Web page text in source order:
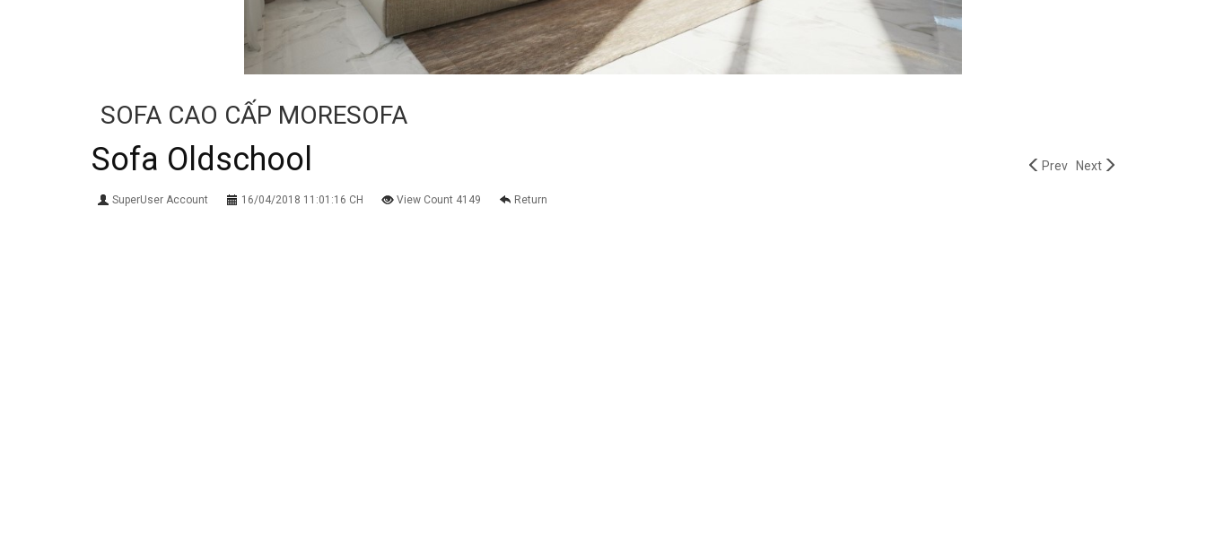
SOFA CAO CẤP MORESOFA
Prev Next
Sofa Oldschool
SuperUser Account 16/04/2018 11:01:16 CH View Count 4149 Return